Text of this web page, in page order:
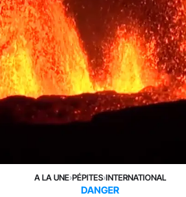
A LA UNE›PÉPITES›INTERNATIONAL
DANGER